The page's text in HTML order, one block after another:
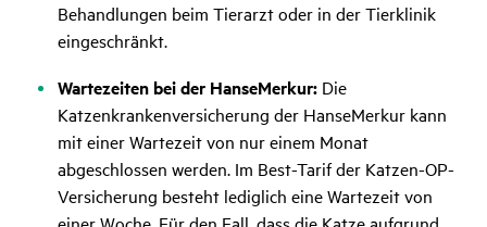
Behandlungen beim Tierarzt oder in der Tierklinik
eingeschränkt.
Wartezeiten bei der HanseMerkur: Die
Katzenkrankenversicherung der HanseMerkur kann
mit einer Wartezeit von nur einem Monat
abgeschlossen werden. Im Best-Tarif der Katzen-OP-
Versicherung besteht lediglich eine Wartezeit von